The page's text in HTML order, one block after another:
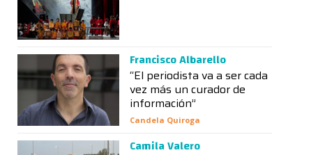
Francisco Albarello
“El periodista va a ser cada
vez más un curador de
información”
Candela Quiroga
Camila Valero